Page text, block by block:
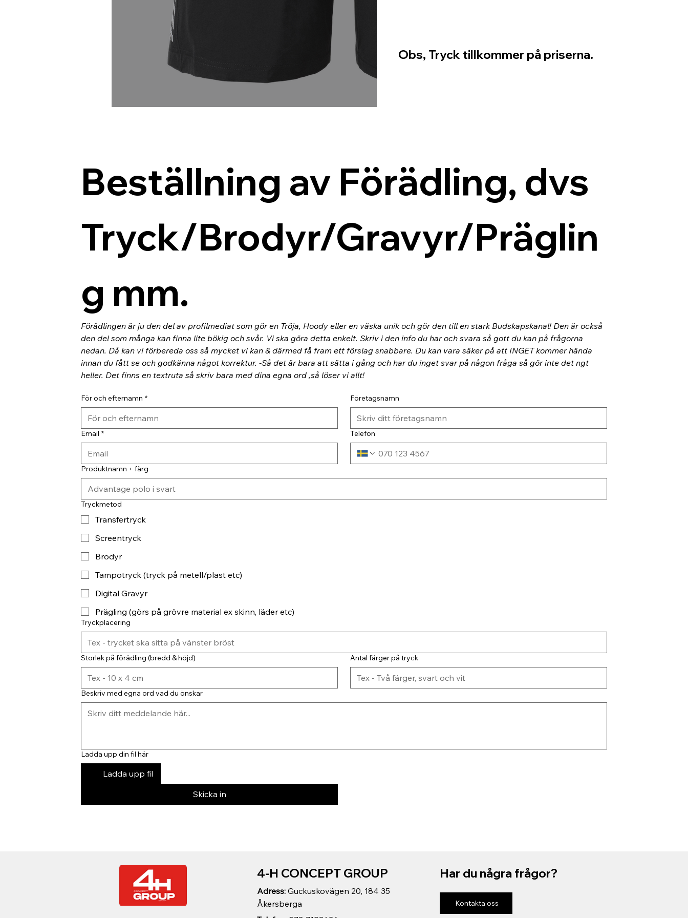
Obs, Tryck tillkommer på priserna.
Beställning av Förädling, dvs
Tryck/Brodyr/Gravyr/Präglin
g mm.
Förädlingen är ju den del av profilmediat som gör en Tröja, Hoody eller en väska unik och gör den till en stark Budskapskanal! Den är också
den del som många kan finna lite bökig och svår. Vi ska göra detta enkelt. Skriv i den info du har och svara så gott du kan på frågorna
nedan. Då kan vi förbereda oss så mycket vi kan & därmed få fram ett förslag snabbare. Du kan vara säker på att INGET kommer hända
innan du fått se och godkänna något korrektur. -Så det är bara att sätta i gång och har du inget svar på någon fråga så gör inte det ngt
heller. Det finns en textruta så skriv bara med dina egna ord ,så löser vi allt!
För och efternamn * Företagsnamn
Email * Telefon
Produktnamn + färg
Tryckmetod
Transfertryck
Screentryck
Brodyr
Tampotryck (tryck på metell/plast etc)
Digital Gravyr
Prägling (görs på grövre material ex skinn, läder etc)
Tryckplacering
Storlek på förädling (bredd & höjd) Antal färger på tryck
Beskriv med egna ord vad du önskar
Ladda upp din fil här
Ladda upp fil
Skicka in
Adress: Guckuskovägen 20, 184 35
Åkersberga
4-H CONCEPT GROUP Har du några frågor?
Kontakta oss